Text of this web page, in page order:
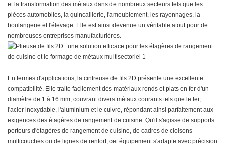
et la transformation des métaux dans de nombreux secteurs tels que les
pièces automobiles, la quincaillerie, l'ameublement, les rayonnages, la
boulangerie et l'élevage. Elle est ainsi devenue un véritable atout pour de
nombreuses entreprises manufacturières.
En termes d'applications, la cintreuse de fils 2D présente une excellente
compatibilité. Elle traite facilement des matériaux ronds et plats en fer d'un
diamètre de 1 à 16 mm, couvrant divers métaux courants tels que le fer,
l'acier inoxydable, l'aluminium et le cuivre, répondant ainsi parfaitement aux
exigences des étagères de rangement de cuisine. Qu'il s'agisse de supports
porteurs d'étagères de rangement de cuisine, de cadres de cloisons
multicouches ou de lignes de renfort, cet équipement s'adapte avec précision